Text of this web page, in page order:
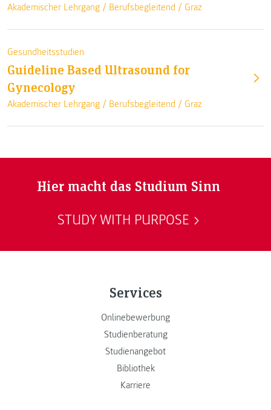
Akademischer Lehrgang / Berufsbegleitend / Graz
Gesundheitsstudien
Guideline Based Ultrasound for
Gynecology
Akademischer Lehrgang / Berufsbegleitend / Graz
Hier macht das Studium Sinn
STUDY WITH PURPOSE
Services
Onlinebewerbung
Studienberatung
Studienangebot
Bibliothek
Karriere